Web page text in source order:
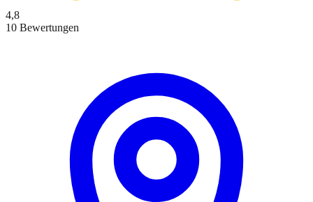
4,8
10 Bewertungen